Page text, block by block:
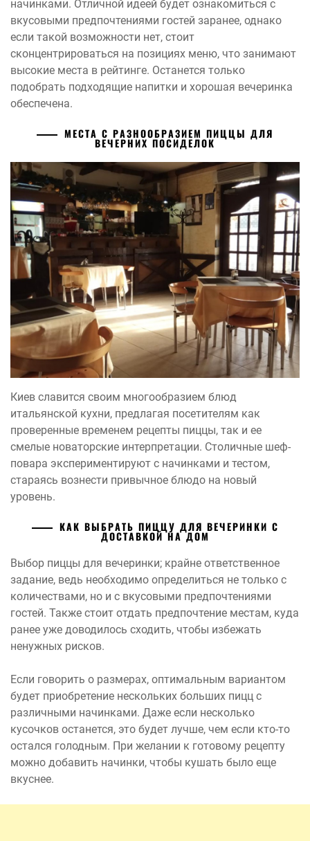
начинками. Отличной идеей будет ознакомиться с
вкусовыми предпочтениями гостей заранее, однако
если такой возможности нет, стоит
сконцентрироваться на позициях меню, что занимают
высокие места в рейтинге. Останется только
подобрать подходящие напитки и хорошая вечеринка
обеспечена.
МЕСТА С РАЗНООБРАЗИЕМ ПИЦЦЫ ДЛЯ
ВЕЧЕРНИХ ПОСИДЕЛОК
Киев славится своим многообразием блюд
итальянской кухни, предлагая посетителям как
проверенные временем рецепты пиццы, так и ее
смелые новаторские интерпретации. Столичные шеф-
повара экспериментируют с начинками и тестом,
стараясь вознести привычное блюдо на новый
уровень.
КАК ВЫБРАТЬ ПИЦЦУ ДЛЯ ВЕЧЕРИНКИ С
ДОСТАВКОЙ НА ДОМ
Выбор пиццы для вечеринки; крайне ответственное
задание, ведь необходимо определиться не только с
количествами, но и с вкусовыми предпочтениями
гостей. Также стоит отдать предпочтение местам, куда
ранее уже доводилось сходить, чтобы избежать
ненужных рисков.
Если говорить о размерах, оптимальным вариантом
будет приобретение нескольких больших пицц с
различными начинками. Даже если несколько
кусочков останется, это будет лучше, чем если кто-то
остался голодным. При желании к готовому рецепту
можно добавить начинки, чтобы кушать было еще
вкуснее.